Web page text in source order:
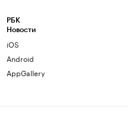
РБК
Новости
iOS
Android
AppGallery